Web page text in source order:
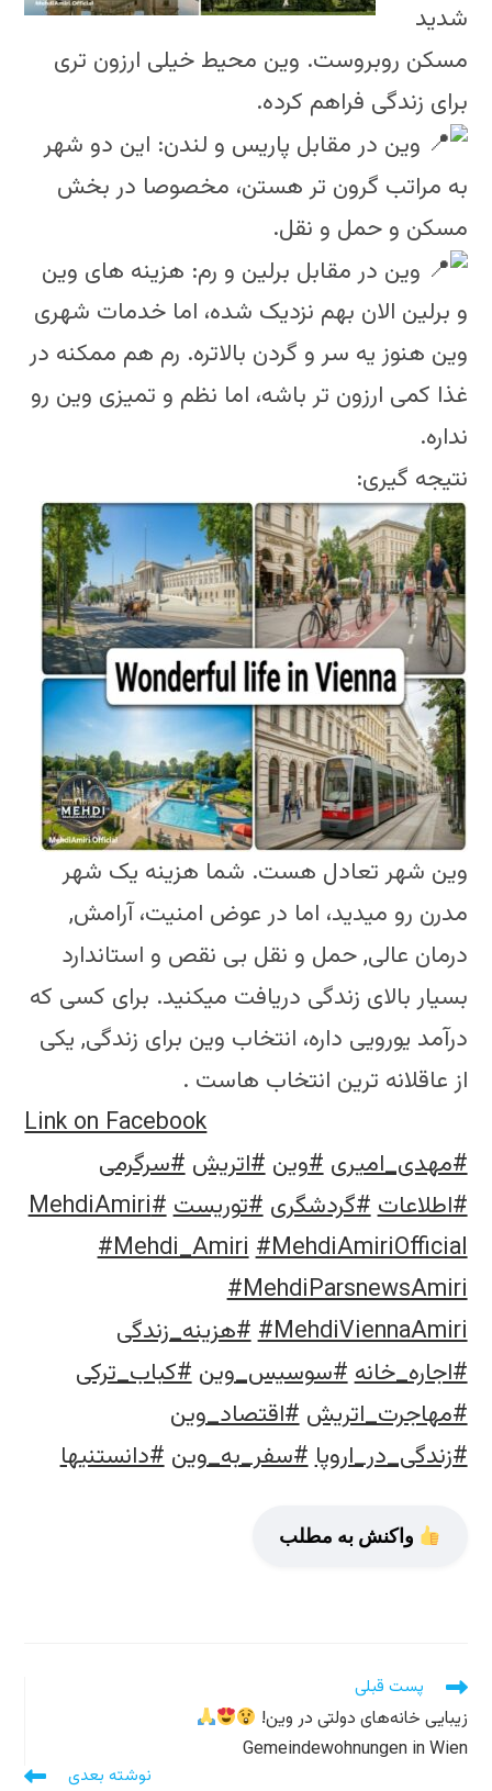
شدید
مسکن روبروست. وین محیط خیلی ارزون تری
برای زندگی فراهم کرده.
وین در مقابل پاریس و لندن: این دو شهر
به مراتب گرون تر هستن، مخصوصا در بخش
مسکن و حمل و نقل.
وین در مقابل برلین و رم: هزینه های وین
و برلین الان بهم نزدیک شده، اما خدمات شهری
وین هنوز یه سر و گردن بالاتره. رم هم ممکنه در
غذا کمی ارزون تر باشه، اما نظم و تمیزی وین رو
نداره.
نتیجه گیری:
وین شهر تعادل هست. شما هزینه یک شهر
مدرن رو میدید، اما در عوض امنیت، آرامش,
درمان عالی, حمل و نقل بی نقص و استاندارد
بسیار بالای زندگی دریافت میکنید. برای کسی که
درآمد یورویی داره، انتخاب وین برای زندگی, یکی
از عاقلانه ترین انتخاب هاست .
Link on Facebook
#مهدی_امیری #وین #اتریش #سرگرمی
#اطلاعات#گردشگری #توریست#MehdiAmiri
#Mehdi_Amiri#MehdiAmiriOfficial
#MehdiParsnewsAmiri
#MehdiViennaAmiri#هزینه_زندگی
#اجاره_خانه#سوسیس_وین #کباب_ترکی
#مهاجرت_اتریش #اقتصاد_وین
#زندگی_در_اروپا#سفر_به_وین #دانستنیها
واکنش به مطلب
مطالعه
مقالات
بیشتر
پست قبلی
زیبایی خانه‌های دولتی در وین!
Gemeindewohnungen in Wien
نوشته بعدی